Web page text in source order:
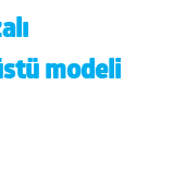
modeli